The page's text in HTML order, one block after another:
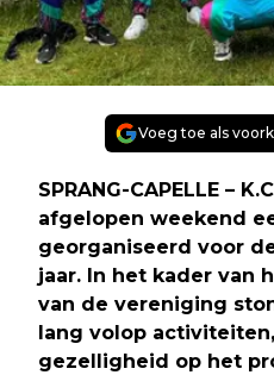
Voeg toe als
SPRANG-CAPELLE –
afgelopen weekend
georganiseerd voor
jaar. In het kader van
van de vereniging
lang volop
gezelligheid op het